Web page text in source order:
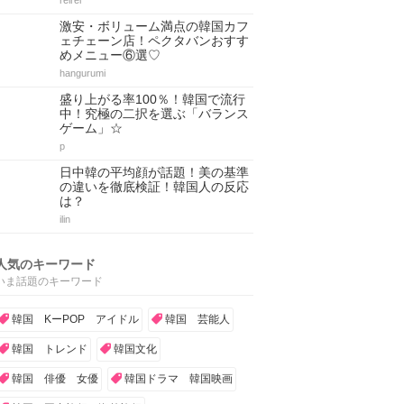
激安・ボリューム満点の韓国カフ
ェチェーン店！ペクタバンおすす
めメニュー⑥選♡
hangurumi
盛り上がる率100％！韓国で流行
中！究極の二択を選ぶ「バランス
ゲーム」☆
p
日中韓の平均顔が話題！美の基準
の違いを徹底検証！韓国人の反応
は？
ilin
気のキーワード
ま話題のキーワード
韓国 KーPOP アイドル 韓国 芸能人
韓国 トレンド 韓国文化
韓国 俳優 女優 韓国ドラマ 韓国映画